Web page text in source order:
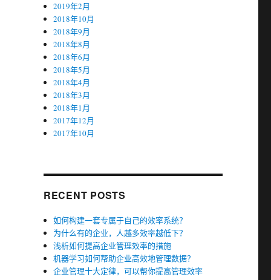
2019年2月
2018年10月
2018年9月
2018年8月
2018年6月
2018年5月
2018年4月
2018年3月
2018年1月
2017年12月
2017年10月
RECENT POSTS
如何构建一套专属于自己的效率系统？
为什么有的企业，人越多效率越低下？
浅析如何提高企业管理效率的措施
机器学习如何帮助企业高效地管理数据？
企业管理十大定律，可以帮你提高管理效率